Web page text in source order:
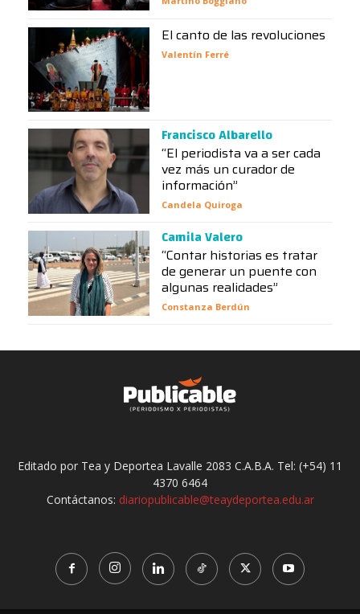
El canto de las revoluciones
Valentín Ferré
Francisco Albarello
“El periodista va a ser cada
vez más un curador de
información”
Candela Quiroga
Camila Valero
“Contar historias es tratar
de generar un puente con
algunas realidades”
Constanza Berdún
Editado por Tea y Deportea Lavalle 2083 C.A.B.A. Tel: (+54) 11
4370 6464
Contáctanos: diariopublicable@teaydeportea.edu.ar